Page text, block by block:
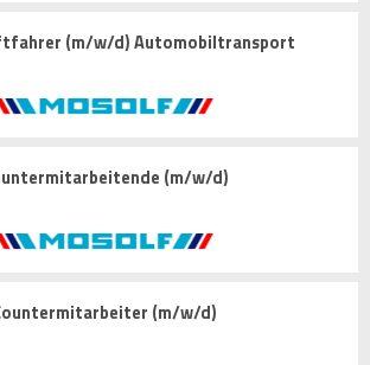
(m/w/d) Automobiltransport
(m/w/d)
(m/w/d)